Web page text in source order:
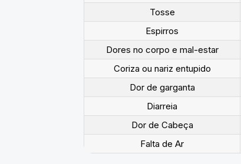
Tosse
Espirros
Dores no corpo e mal-estar
Coriza ou nariz entupido
Dor de garganta
Diarreia
Dor de Cabeça
Falta de Ar